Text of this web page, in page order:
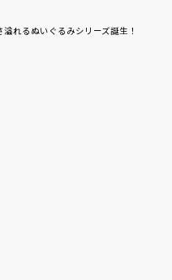
れるぬいぐるみシリーズ誕生！